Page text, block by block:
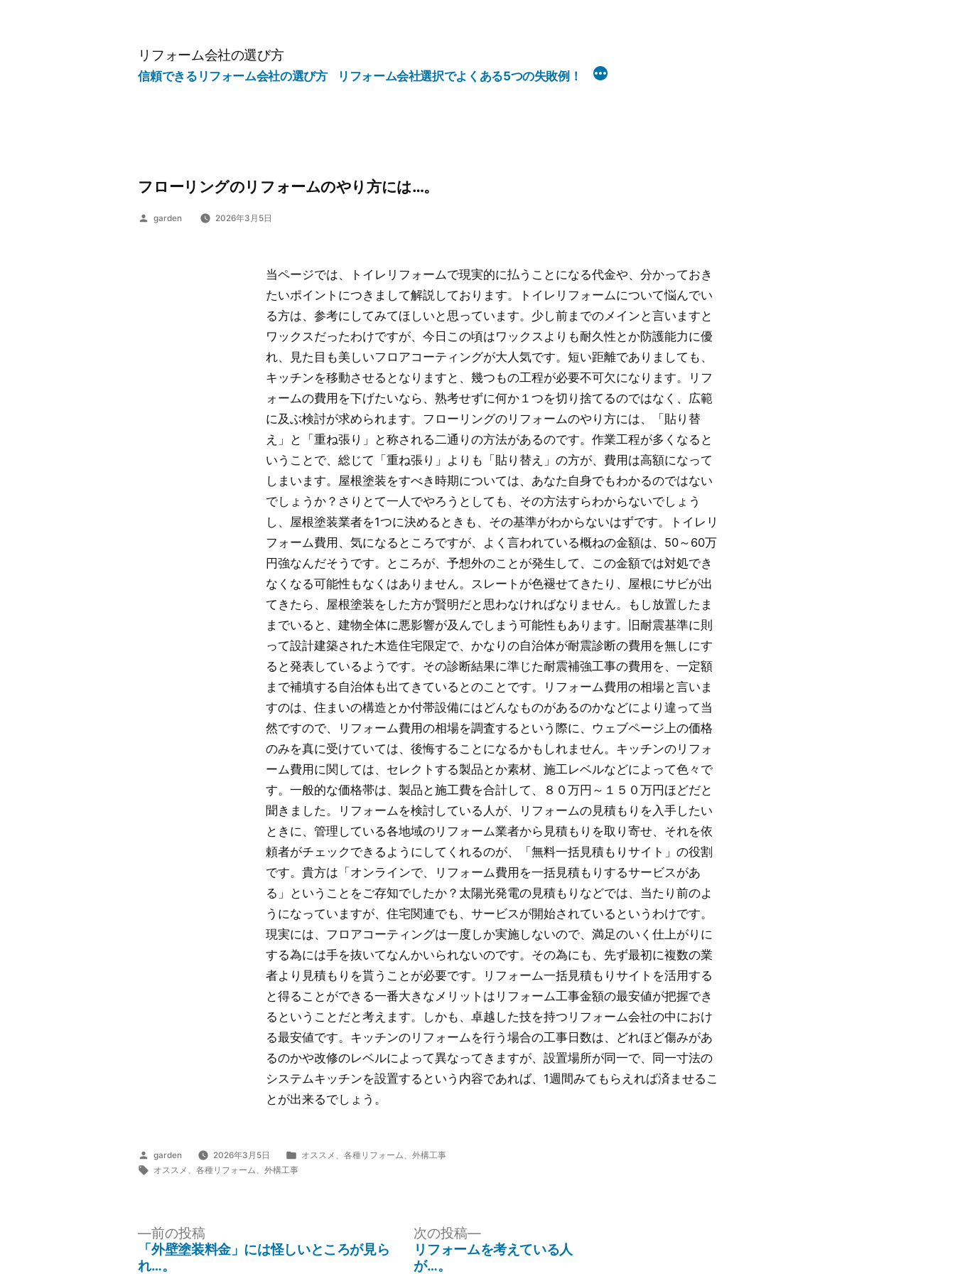
リフォーム会社の選び方
信頼できるリフォーム会社の選び方 リフォーム会社選択でよくある5つの失敗例！
フローリングのリフォームのやり方には…。
投
garden 2026年3月5日
当ページでは、トイレリフォームで現実的に払うことになる代金や、分かっておき
たいポイントにつきまして解説しております。トイレリフォームについて悩んでい
る方は、参考にしてみてほしいと思っています。少し前までのメインと言いますと
ワックスだったわけですが、今日この頃はワックスよりも耐久性とか防護能力に優
れ、見た目も美しいフロアコーティングが大人気です。短い距離でありましても、
キッチンを移動させるとなりますと、幾つもの工程が必要不可欠になります。リフ
ォームの費用を下げたいなら、熟考せずに何か１つを切り捨てるのではなく、広範
に及ぶ検討が求められます。フローリングのリフォームのやり方には、「貼り替
え」と「重ね張り」と称される二通りの方法があるのです。作業工程が多くなると
いうことで、総じて「重ね張り」よりも「貼り替え」の方が、費用は高額になって
しまいます。屋根塗装をすべき時期については、あなた自身でもわかるのではない
でしょうか？さりとて一人でやろうとしても、その方法すらわからないでしょう
し、屋根塗装業者を1つに決めるときも、その基準がわからないはずです。トイレリ
フォーム費用、気になるところですが、よく言われている概ねの金額は、50～60万
円強なんだそうです。ところが、予想外のことが発生して、この金額では対処でき
なくなる可能性もなくはありません。スレートが色褪せてきたり、屋根にサビが出
てきたら、屋根塗装をした方が賢明だと思わなければなりません。もし放置したま
までいると、建物全体に悪影響が及んでしまう可能性もあります。旧耐震基準に則
って設計建築された木造住宅限定で、かなりの自治体が耐震診断の費用を無しにす
ると発表しているようです。その診断結果に準じた耐震補強工事の費用を、一定額
まで補填する自治体も出てきているとのことです。リフォーム費用の相場と言いま
すのは、住まいの構造とか付帯設備にはどんなものがあるのかなどにより違って当
然ですので、リフォーム費用の相場を調査するという際に、ウェブページ上の価格
のみを真に受けていては、後悔することになるかもしれません。キッチンのリフォ
ーム費用に関しては、セレクトする製品とか素材、施工レベルなどによって色々で
す。一般的な価格帯は、製品と施工費を合計して、８０万円～１５０万円ほどだと
聞きました。リフォームを検討している人が、リフォームの見積もりを入手したい
ときに、管理している各地域のリフォーム業者から見積もりを取り寄せ、それを依
頼者がチェックできるようにしてくれるのが、「無料一括見積もりサイト」の役割
です。貴方は「オンラインで、リフォーム費用を一括見積もりするサービスがあ
る」ということをご存知でしたか？太陽光発電の見積もりなどでは、当たり前のよ
うになっていますが、住宅関連でも、サービスが開始されているというわけです。
現実には、フロアコーティングは一度しか実施しないので、満足のいく仕上がりに
する為には手を抜いてなんかいられないのです。その為にも、先ず最初に複数の業
者より見積もりを貰うことが必要です。リフォーム一括見積もりサイトを活用する
と得ることができる一番大きなメリットはリフォーム工事金額の最安値が把握でき
るということだと考えます。しかも、卓越した技を持つリフォーム会社の中におけ
る最安値です。キッチンのリフォームを行う場合の工事日数は、どれほど傷みがあ
るのかや改修のレベルによって異なってきますが、設置場所が同一で、同一寸法の
システムキッチンを設置するという内容であれば、1週間みてもらえれば済ませるこ
とが出来るでしょう。
投
稿
garden 2026年3月5日
カ
オススメ 各種リフォーム
外構工事
タ
オススメ 、各種リフォーム 、外構工事
前の投稿
の
「外壁塗装料金」には怪しいところが見ら
れ…。
次の投稿
次
の
リフォームを考えている人
が…。